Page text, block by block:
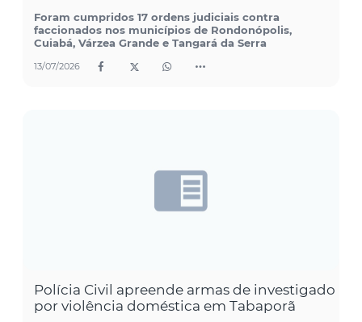
Foram cumpridos 17 ordens judiciais contra
faccionados nos municípios de Rondonópolis,
Cuiabá, Várzea Grande e Tangará da Serra
13/07/2026
Polícia Civil apreende armas de investigado
por violência doméstica em Tabaporã